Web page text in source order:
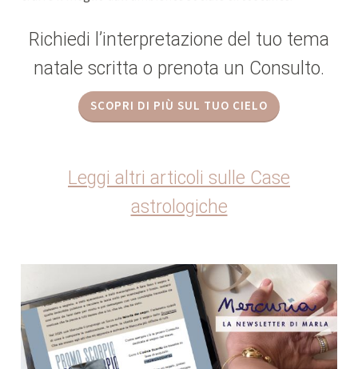
Richiedi l’interpretazione del tuo tema
natale scritta o prenota un Consulto.
SCOPRI DI PIÙ SUL TUO CIELO
Leggi altri articoli sulle Case
astrologiche